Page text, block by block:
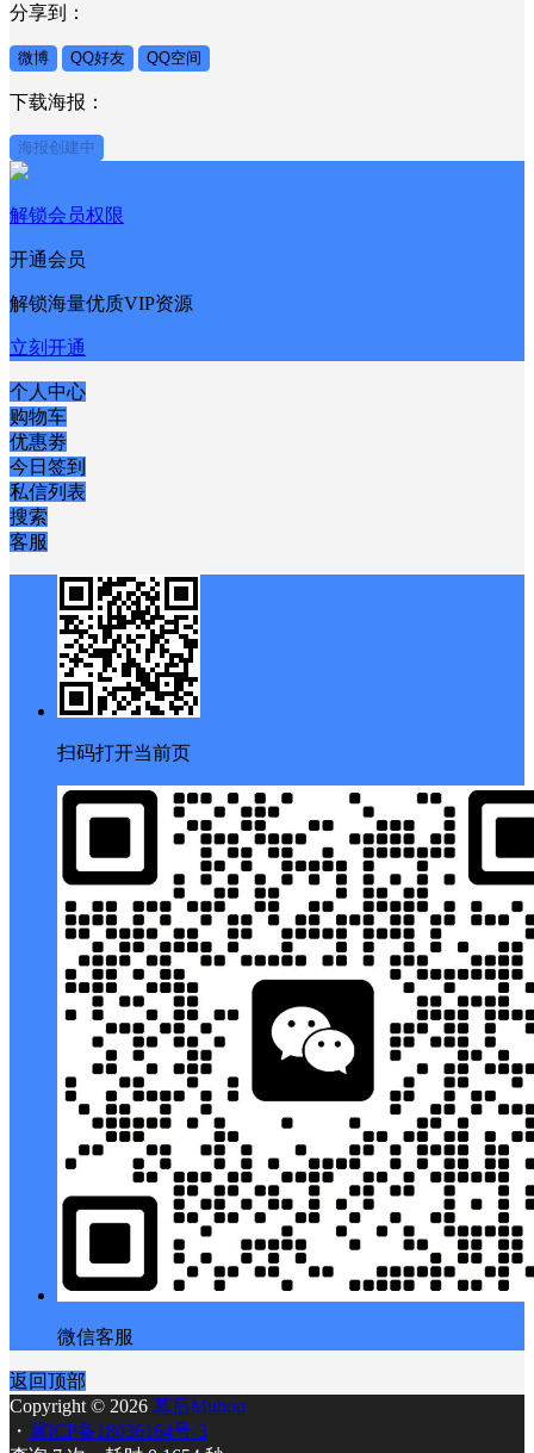
分享到：
微博 QQ好友 QQ空间
下载海报：
海报创建中
解锁会员权限
开通会员
解锁海量优质VIP资源
立刻开通
个人中心
购物车
优惠劵
今日签到
私信列表
搜索
客服
扫码打开当前页
微信客服
返回顶部
Copyright © 2026 幕后Muhou
・ 冀ICP备18036164号-3